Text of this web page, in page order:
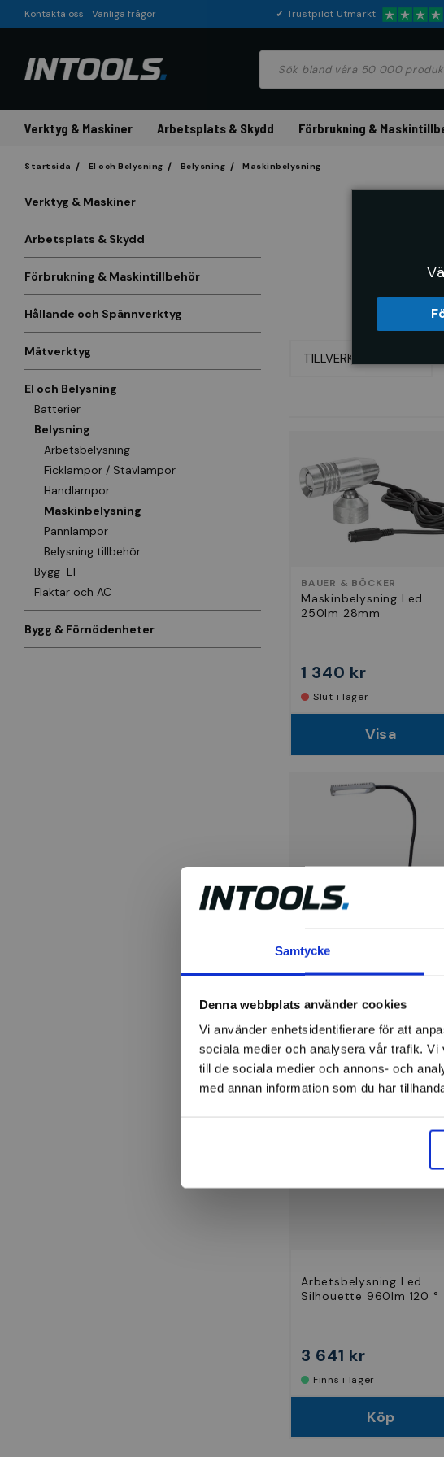
Samtycke
Denna webbplats använder cookies
Vi använder enhetsidentifierare för att
sociala medier och analysera vår trafik. Vi
till de sociala medier och annons- och
med annan information som du har
Kontakta oss Vanliga frågor ✓ Trustpilot Utmärkt
Verktyg & Maskiner Arbetsplats & Skydd Förbrukning &
Startsida El och Belysning Belysning Maskinbelysning
Verktyg & Maskiner
Arbetsplats & Skydd
Förbrukning & Maskintillbehör
Hållande och Spännverktyg
Mätverktyg
El och Belysning
Batterier
Belysning
Arbetsbelysning
Ficklampor / Stavlampor
Handlampor
Maskinbelysning
Pannlampor
Belysning tillbehör
Bygg-El
Fläktar och AC
Bygg & Förnödenheter
TILLVERKARE
BAUER & BÖCKER
Maskinbelysning Led
250lm 28mm
1 340 kr
Slut i lager
Visa
Floodlights, 1200lm
2 964 kr
Finns i lager
Köp
Arbetsbelysning Led
Silhouette 960lm 120 °
3 641 kr
Finns i lager
Köp